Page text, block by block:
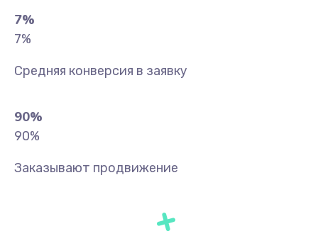
7%
7%
Средняя конверсия в заявку
90%
90%
Заказывают продвижение